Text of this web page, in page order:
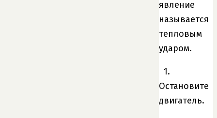
явление
называется
тепловым
ударом.
1.
Остановите
двигатель.